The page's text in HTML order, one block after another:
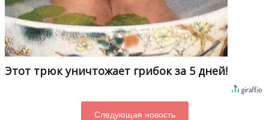
Этот трюк уничтожает грибок за 5 дней!
Следующая новость